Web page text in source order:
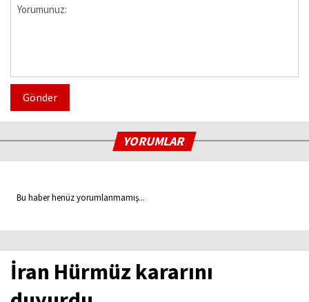
Gönder
YORUMLAR
Bu haber henüz yorumlanmamış...
İran Hürmüz kararını